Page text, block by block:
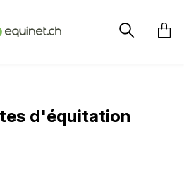
d'équitation